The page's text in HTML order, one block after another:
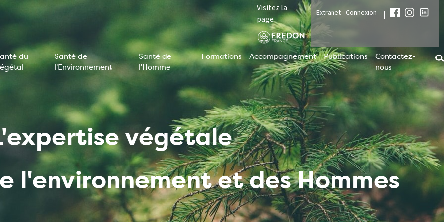
Visitez la
page
Extranet - Connexion |
du
Santé de
l'Environnement
Santé de
l'Homme
Formations Accompagnement Publications
Contactez-
nous
végétale
l'environnement et des Hommes